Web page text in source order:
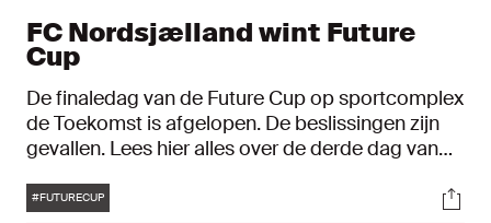
FC Nordsjælland wint Future
Cup
De finaledag van de Future Cup op sportcomplex
de Toekomst is afgelopen. De beslissingen zijn
gevallen. Lees hier alles over de derde dag van
Tags
#FUTURECUP